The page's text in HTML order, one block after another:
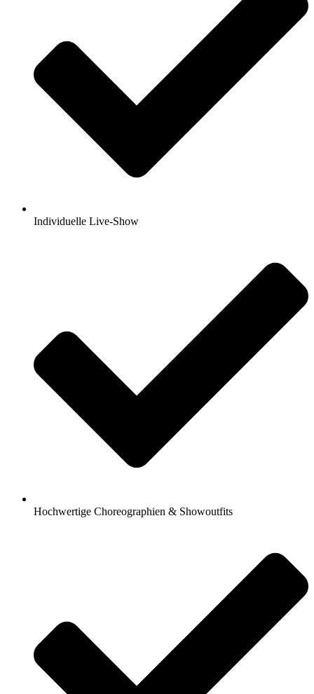
Individuelle Live-Show
Hochwertige Choreographien & Showoutfits